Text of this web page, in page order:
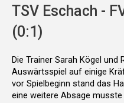
TSV Eschach -
(0:1)
Die Trainer Sarah Kögel
Auswärtsspiel auf einige
vor Spielbeginn stand das
eine weitere Absage